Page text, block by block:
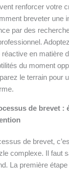
renforcer votre
breveter une
par des
en matière
du moment
le terrain pour
de brevet :
de brevet,
complexe. Il faut
La première